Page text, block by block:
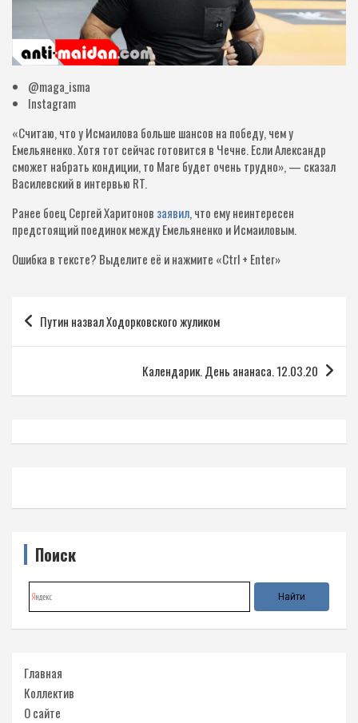
@maga_isma
Instagram
«Считаю, что у Исмаилова больше шансов на победу, чем у
Емельяненко. Хотя тот сейчас готовится в Чечне. Если Александр
сможет набрать кондиции, то Маге будет очень трудно», — сказал
Василевский в интервью RT.
Ранее боец Сергей Харитонов заявил, что ему неинтересен
предстоящий поединок между Емельяненко и Исмаиловым.
Ошибка в тексте? Выделите её и нажмите «Ctrl + Enter»
Навигация
по
Путин назвал Ходорковского жуликом
Календарик. День ананаса. 12.03.20
Поиск
Главная
Коллектив
О сайте